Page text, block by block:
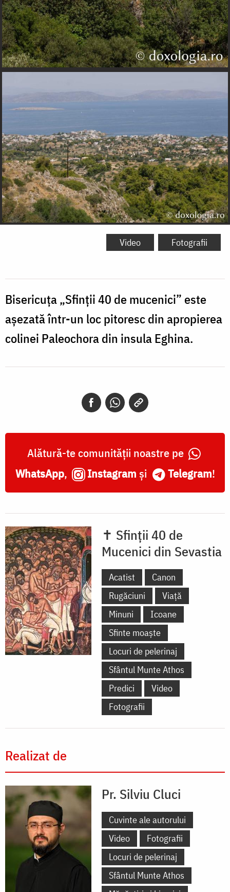
Video Fotografii
Bisericuța „Sfinții 40 de mucenici” este
așezată într-un loc pitoresc din apropierea
colinei Paleochora din insula Eghina.
Alătură-te comunității noastre pe
WhatsApp, Instagram și Telegram!
✝ Sfinții 40 de
Mucenici din Sevastia
Acatist
Canon
Rugăciuni
Viață
Minuni
Icoane
Sfinte moaște
Locuri de pelerinaj
Sfântul Munte Athos
Predici
Video
Fotografii
Realizat de
Pr. Silviu Cluci
Cuvinte ale autorului
Video
Fotografii
Locuri de pelerinaj
Sfântul Munte Athos